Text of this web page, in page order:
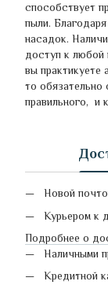
способствует
пыли.
насадок.
доступ к любой
вы практикуете
то обязательно
правильного, и
Новой
Курьером к
Подробнее о
Наличными
Кредитной